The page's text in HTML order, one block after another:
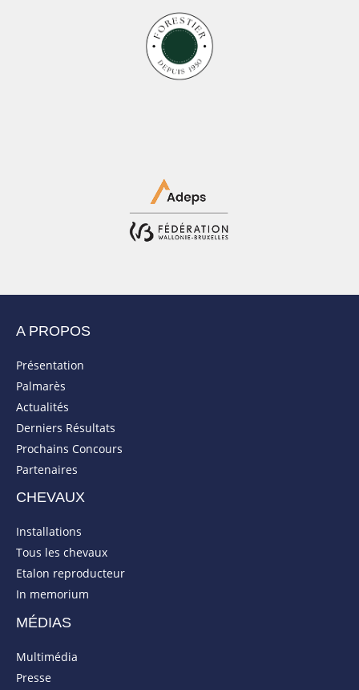
A PROPOS
Présentation
Palmarès
Actualités
Derniers Résultats
Prochains Concours
Partenaires
CHEVAUX
Installations
Tous les chevaux
Etalon reproducteur
In memorium
MÉDIAS
Multimédia
Presse